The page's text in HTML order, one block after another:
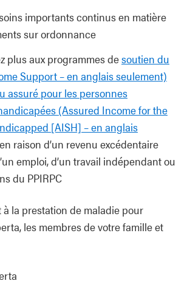
importants continus en matière
sur ordonnance
plus aux programmes desoutien du
Support – en anglais seulement)
assuré pour les personnes
(Assured Income for the
[AISH] – en anglais
en raison d’un revenu excédentaire
emploi, d’un travail indépendant ou
du PPIRPC
à la prestation de maladie pour
les membres de votre famille et